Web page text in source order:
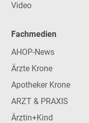
Video
Fachmedien
AHOP-News
Ärzte Krone
Apotheker Krone
ARZT & PRAXIS
Ärztin+Kind